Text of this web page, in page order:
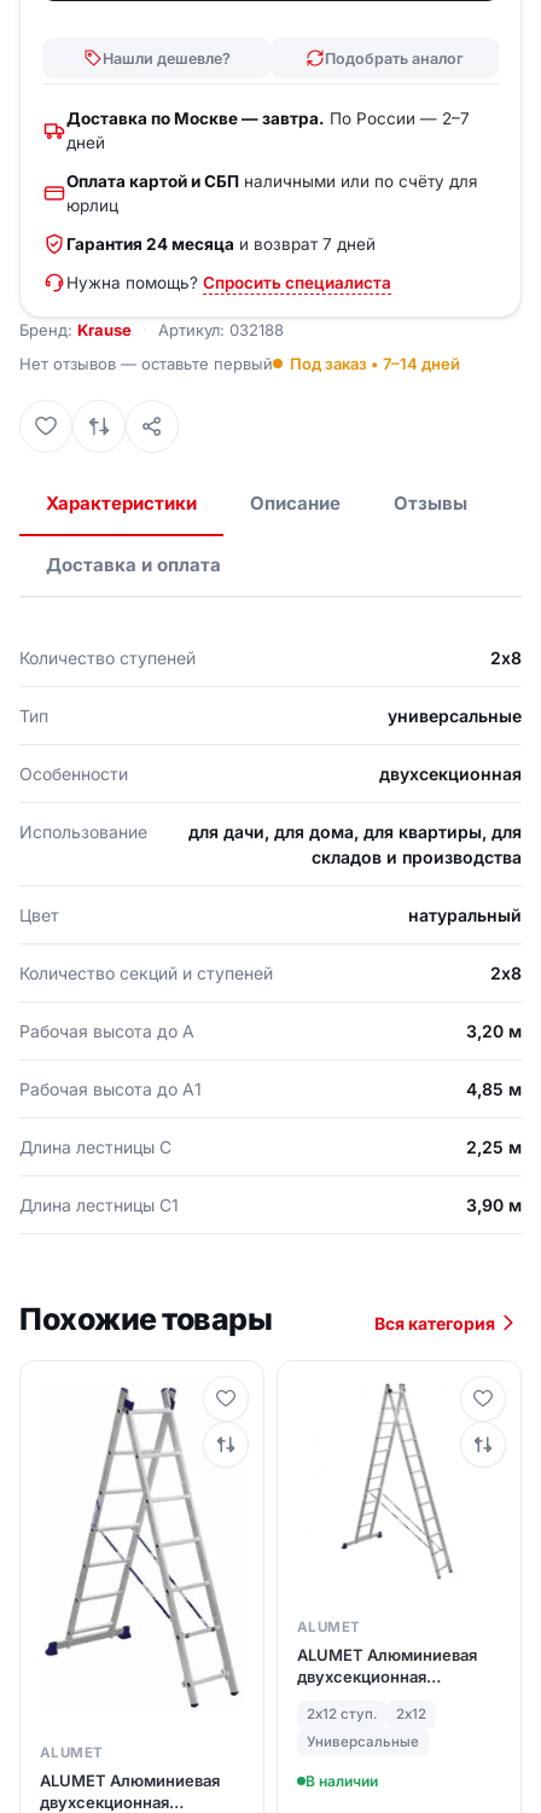
Бренд: Krause Артикул: 032188
Нет отзывов — оставьте первый Под заказ • 7–14 дней
Нашли дешевле? Подобрать аналог
Доставка по Москве — завтра. По России — 2–7
дней
Оплата картой и СБП наличными или по счёту для
юрлиц
Гарантия 24 месяца и возврат 7 дней
Нужна помощь? Спросить специалиста
Характеристики Описание Отзывы
Доставка и оплата
Количество ступеней 2х8
Тип универсальные
Особенности двухсекционная
Использование
для дачи, для дома, для квартиры, для
складов и производства
Цвет натуральный
Количество секций и ступеней 2х8
Рабочая высота до А 3,20 м
Рабочая высота до А1 4,85 м
Длина лестницы С 2,25 м
Длина лестницы С1 3,90 м
Похожие товары Вся категория
ALUMET
ALUMET Алюминиевая
двухсекционная
ALUMET
ALUMET Алюминиевая
двухсекционная
5212)
2х12 ступ.
2х12
Универсальные
В наличии